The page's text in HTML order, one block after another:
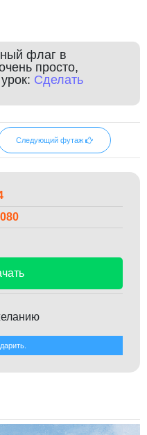
флаг в
просто,
Сделать
Следующий футаж